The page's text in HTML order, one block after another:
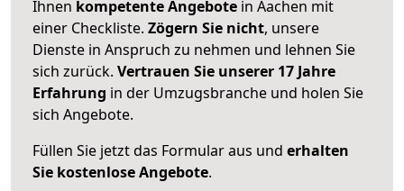
Ihnen kompetente Angebote in Aachen mit
einer Checkliste. Zögern Sie nicht, unsere
Dienste in Anspruch zu nehmen und lehnen Sie
sich zurück. Vertrauen Sie unserer 17 Jahre
Erfahrung in der Umzugsbranche und holen Sie
sich Angebote.
Füllen Sie jetzt das Formular aus und erhalten
Sie kostenlose Angebote.